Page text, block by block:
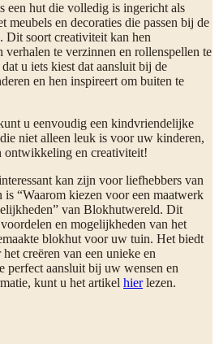
een hut die volledig is ingericht als
meubels en decoraties die passen bij de
Dit soort creativiteit kan hen
verhalen te verzinnen en rollenspellen te
u iets kiest dat aansluit bij de
en hen inspireert om buiten te
u eenvoudig een kindvriendelijke
niet alleen leuk is voor uw kinderen,
ontwikkeling en creativiteit!
kan zijn voor liefhebbers van
“Waarom kiezen voor een maatwerk
van Blokhutwereld. Dit
en mogelijkheden van het
blokhut voor uw tuin. Het biedt
creëren van een unieke en
perfect aansluit bij uw wensen en
kunt u het artikel hierlezen.